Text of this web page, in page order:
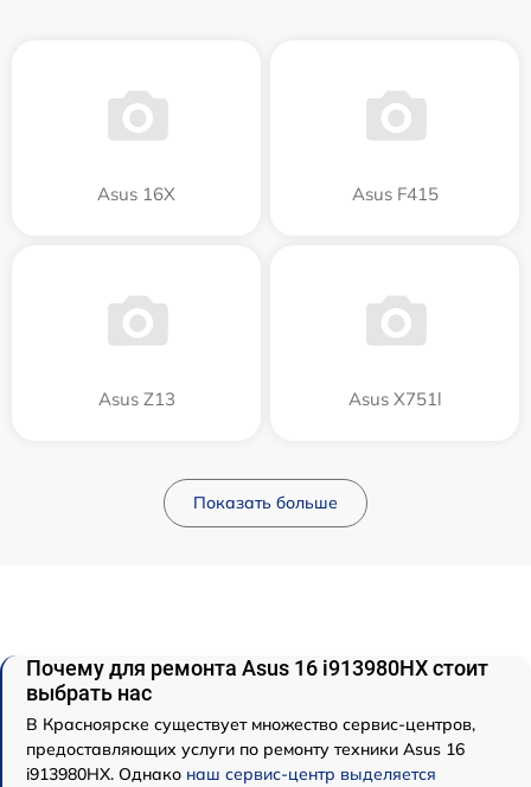
Asus 16X Asus F415
Asus Z13 Asus X751l
Показать больше
Почему для ремонта Asus 16 i913980HX стоит
выбрать нас
В Красноярске существует множество сервис-центров,
предоставляющих услуги по ремонту техники Asus 16
i913980HX. Однако наш сервис-центр выделяется